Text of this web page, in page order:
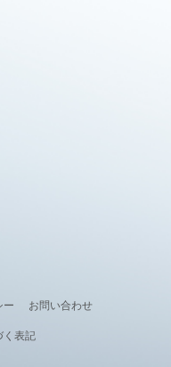
ー お問い合わせ
く表記